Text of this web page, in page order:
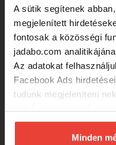
A sütik segítenek
megjelenített
fontosak a közösségi
jadabo.com
Az adatokat
Facebook Ads
tudunk megjeleníteni
biztosításához arra
számunkra minden
Minden
11
-15%
11